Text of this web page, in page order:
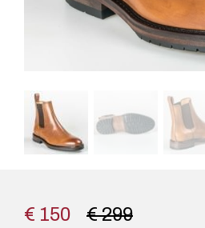
€ 299
€ 150